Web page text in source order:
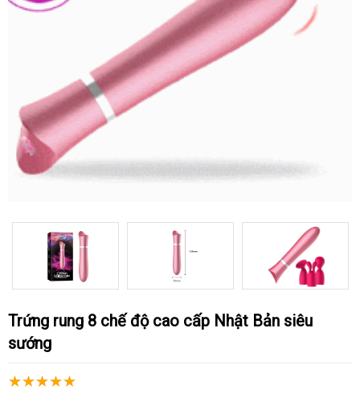
Trứng rung 8 chế độ cao cấp Nhật Bản siêu
sướng